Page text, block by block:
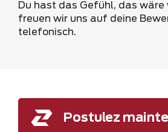
Du hast das Gefühl, das wäre
freuen wir uns auf deine
telefonisch.
Postulez